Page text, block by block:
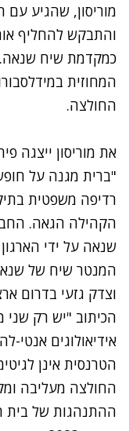
מוריסון, שהגיע
והתבקש להחליף
המחוזית
החולצה.
את מוריסון ייצגה
רדיפה משפטית
הקהילה הגאה.
שנאה על ידי
המנטר שיח של שנאה
וצדק גזעי בדרום
הכיתוב "יש רק שני
אידיאולוגים
הטרנסית אינן
החולצה מעליבה
ההתנהגות של בית